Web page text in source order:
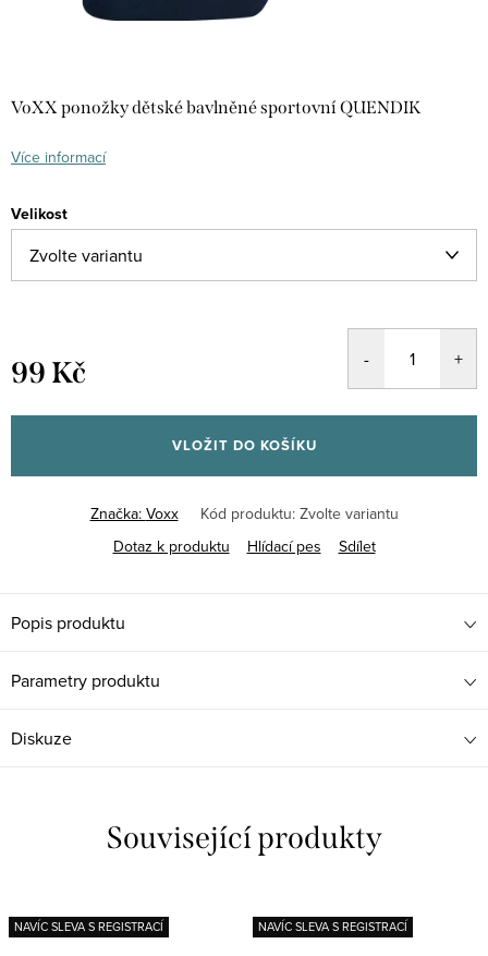
VoXX ponožky dětské bavlněné sportovní QUENDIK
Více informací
Velikost
99 Kč
cena:
VLOŽIT DO KOŠÍKU
Značka: Voxx Kód produktu: Zvolte variantu
Dotaz k produktu
Hlídací pes Sdílet
Popis produktu
Parametry produktu
Diskuze
Související produkty
NAVÍC SLEVA S REGISTRACÍ NAVÍC SLEVA S REGISTRACÍ